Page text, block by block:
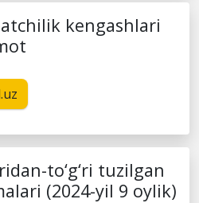
kengashlari
to‘g‘ri tuzilgan
(2024-yil 9 oylik)